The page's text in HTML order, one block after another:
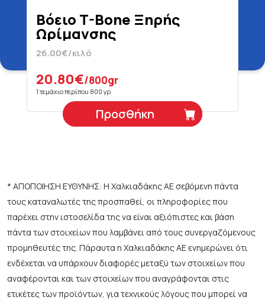
Βόειο T-Bone Ξηρής
Ωρίμανσης
26.00€/κιλό
20.80€/800gr
1 τεμάχιο περίπου 800 γρ
Προσθήκη
* ΑΠΟΠΟΙΗΣΗ ΕΥΘΥΝΗΣ: Η Χαλκιαδάκης ΑΕ σεβόμενη πάντα
τους καταναλωτές της προσπαθεί, οι πληροφορίες που
παρέχει στην ιστοσελίδα της να είναι αξιόπιστες και βάση
πάντα των στοιχείων που λαμβάνει από τους συνεργαζόμενους
προμηθευτές της. Πάραυτα η Χαλκιαδάκης ΑΕ ενημερώνει ότι
ενδέχεται να υπάρχουν διαφορές μεταξύ των στοιχείων που
αναφέρονται και των στοιχείων που αναγράφονται στις
ετικέτες των προϊόντων, για τεχνικούς λόγους που μπορεί να